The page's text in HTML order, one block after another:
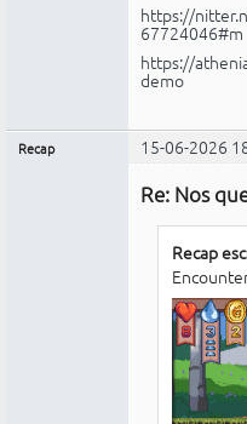
https://
67724046#m
https://
demo
Recap 15-06-2026
Re: Nos
Recap